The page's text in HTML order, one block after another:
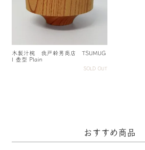
木製汁椀 我戸幹男商店 TSUMUG
I 壺型 Plain
SOLD OUT
おすすめ商品